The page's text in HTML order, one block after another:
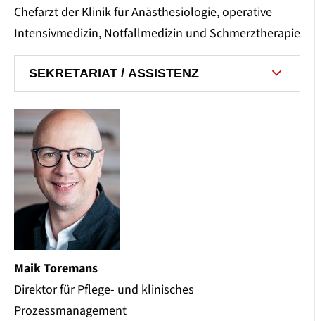
Chefarzt der Klinik für Anästhesiologie, operative
Intensivmedizin, Notfallmedizin und Schmerztherapie
SEKRETARIAT / ASSISTENZ
Maik Toremans
Direktor für Pflege- und klinisches
Prozessmanagement